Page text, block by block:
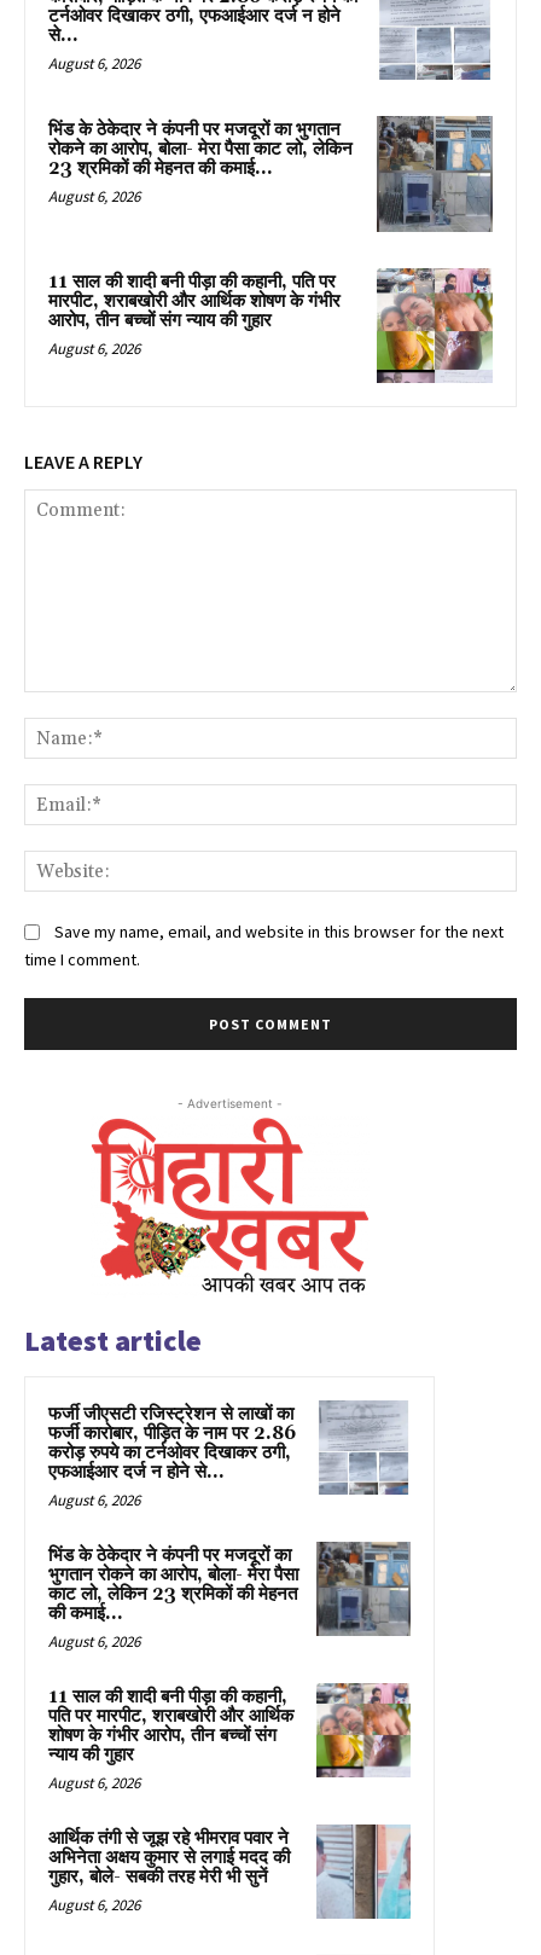
टर्नओवर दिखाकर ठगी, एफआईआर दर्ज न होने
से...
August 6, 2026
भिंड के ठेकेदार ने कंपनी पर मजदूरों का भुगतान
रोकने का आरोप, बोला- मेरा पैसा काट लो, लेकिन
23 श्रमिकों की मेहनत की कमाई...
August 6, 2026
11 साल की शादी बनी पीड़ा की कहानी, पति पर
मारपीट, शराबखोरी और आर्थिक शोषण के गंभीर
आरोप, तीन बच्चों संग न्याय की गुहार
August 6, 2026
LEAVE A REPLY
Save my name, email, and website in this browser for the next
time I comment.
- Advertisement -
Latest article
फर्जी जीएसटी रजिस्ट्रेशन से लाखों का
फर्जी कारोबार, पीड़ित के नाम पर 2.86
करोड़ रुपये का टर्नओवर दिखाकर ठगी,
एफआईआर दर्ज न होने से...
August 6, 2026
भिंड के ठेकेदार ने कंपनी पर मजदूरों का
भुगतान रोकने का आरोप, बोला- मेरा पैसा
काट लो, लेकिन 23 श्रमिकों की मेहनत
की कमाई...
August 6, 2026
11 साल की शादी बनी पीड़ा की कहानी,
पति पर मारपीट, शराबखोरी और आर्थिक
शोषण के गंभीर आरोप, तीन बच्चों संग
न्याय की गुहार
August 6, 2026
आर्थिक तंगी से जूझ रहे भीमराव पवार ने
अभिनेता अक्षय कुमार से लगाई मदद की
गुहार, बोले- सबकी तरह मेरी भी सुनें
August 6, 2026